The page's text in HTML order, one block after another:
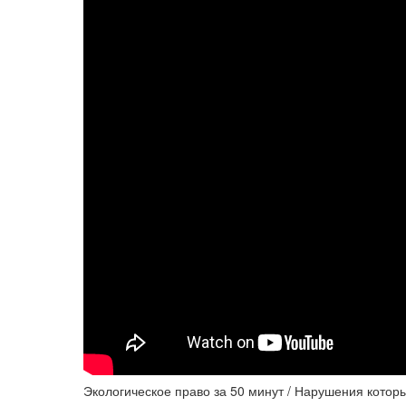
Экологическое право за 50 минут / Нарушения